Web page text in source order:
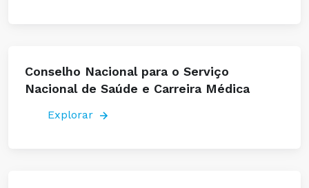
Conselho Nacional para o Serviço
Nacional de Saúde e Carreira Médica
Explorar